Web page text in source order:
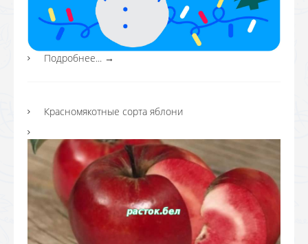
Подробнее... →
Красномякотные сорта яблони